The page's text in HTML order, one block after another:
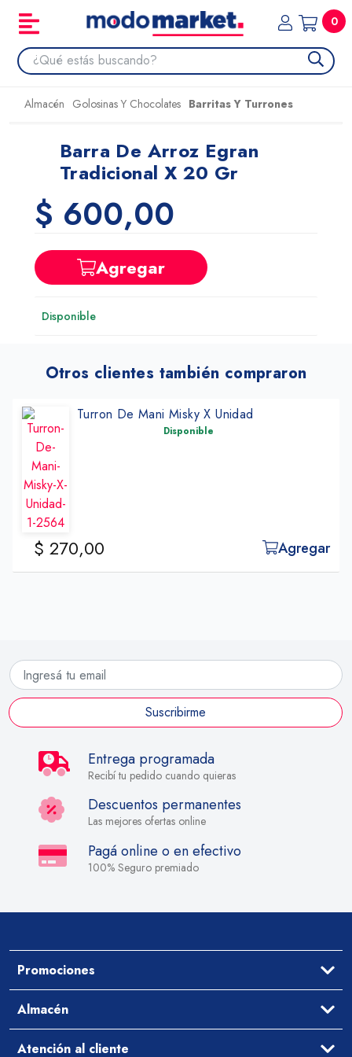
0
Almacén Golosinas Y Chocolates Barritas Y Turrones
Barra De Arroz Egran
Tradicional X 20 Gr
$ 600,00
Agregar
Disponible
Otros clientes también compraron
Turron De Mani Misky X Unidad
Disponible
$ 270,00 Agregar
Suscribirme
Entrega programada
Recibí tu pedido cuando quieras
Descuentos permanentes
Las mejores ofertas online
Pagá online o en efectivo
100% Seguro premiado
Promociones
Almacén
Atención al cliente